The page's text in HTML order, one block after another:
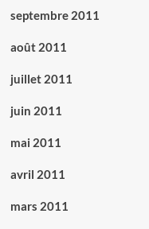
septembre 2011
août 2011
juillet 2011
juin 2011
mai 2011
avril 2011
mars 2011